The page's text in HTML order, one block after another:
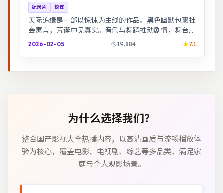
纪录片 惊悚
天际追缉是一部以惊悚为主线的作品。黑色幽默包裹社
会寓言，荒诞中见真实。音乐与舞蹈推动剧情，舞台感
强，视听体验突出。
2026-02-05 19,884 7.1
为什么选择我们？
整合国产影视大全热播内容，以高清画质与流畅播放体
验为核心，覆盖电影、电视剧、综艺等多品类，满足家
庭与个人观影场景。